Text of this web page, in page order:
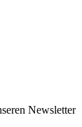
Newsletter